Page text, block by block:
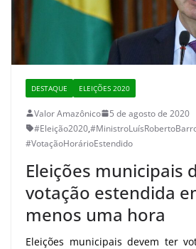
DESTAQUE ELEIÇÕES 2020
Valor Amazônico
5 de agosto de 2020
#Eleição2020,
#VotaçãoHorárioEstendido
Eleições municipais
votação estendida
menos uma hora
Eleições municipais devem ter